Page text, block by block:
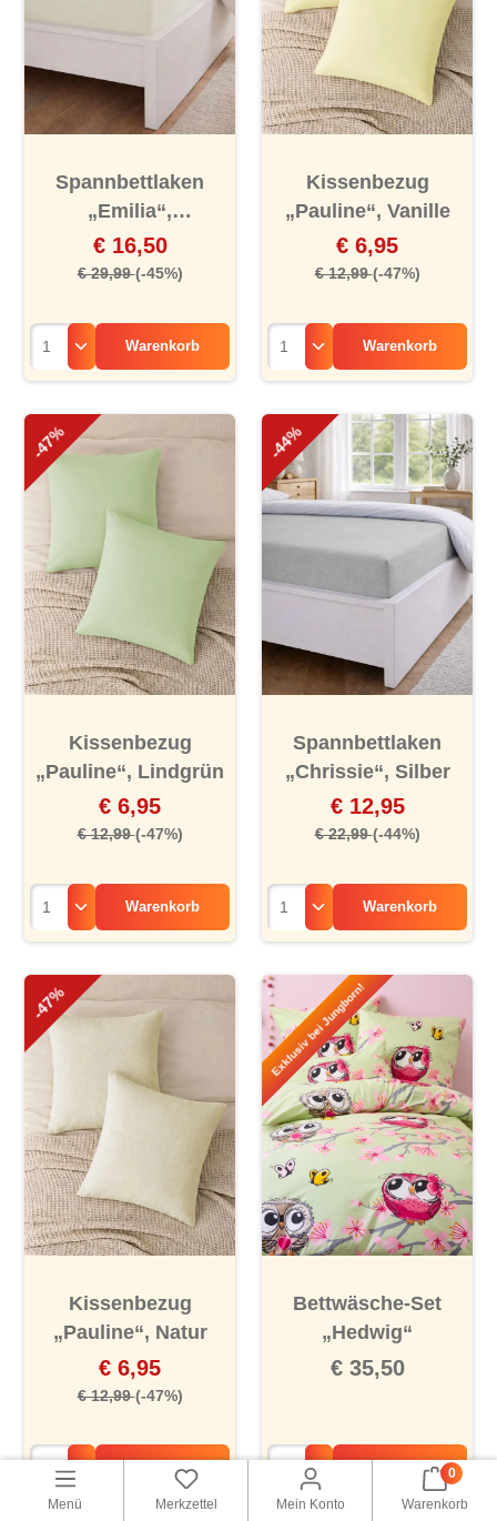
Spannbettlaken
„Emilia“,
Elfenbeinfarben
€ 16,50
€ 29,99(-45%)
Warenkorb
Kissenbezug
„Pauline“, Vanille
€ 6,95
€ 12,99(-47%)
Warenkorb
-47%
Kissenbezug
„Pauline“, Lindgrün
€ 6,95
€ 12,99(-47%)
Warenkorb
-44%
Spannbettlaken
„Chrissie“, Silber
€ 12,95
€ 22,99(-44%)
Warenkorb
-47%
Kissenbezug
„Pauline“, Natur
€ 6,95
€ 12,99(-47%)
Warenkorb
Exklusiv bei Jungborn!
Bettwäsche-Set
„Hedwig“
€ 35,50
Warenkorb
Menü Merkzettel Mein Konto
0
Warenkorb